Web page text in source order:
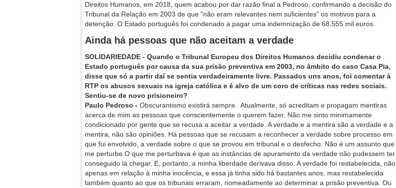
Direitos Humanos, em 2018, quem acabou por dar razão final a Pedroso, confirmando a decisão do
Tribunal da Relação em 2003 de que “não eram relevantes nem suficientes” os motivos para a
detenção. O Estado português foi condenado a pagar uma indemnização de 68.555 mil euros.
Ainda há pessoas que não aceitam a verdade
SOLIDARIEDADE - Quando o Tribunal Europeu dos Direitos Humanos decidiu condenar o
Estado português por causa da sua prisão preventiva em 2003, no âmbito do caso Casa Pia,
disse que só a partir daí se sentia verdadeiramente livre. Passados uns anos, foi comentar à
RTP os abusos sexuais na igreja católica e é alvo de um coro de críticas nas redes sociais.
Sentiu-se de novo prisioneiro?
Paulo Pedroso - Obscurantismo existirá sempre. Atualmente, só acreditam e propagam mentiras
acerca de mim as pessoas que conscientemente o querem fazer. Não me sinto minimamente
condicionado por gente que se recusa a aceitar a verdade. A verdade e a mentira são a verdade e a
mentira, não são opiniões. Há pessoas que se recusam a reconhecer a verdade sobre processo em
que fui envolvido, a verdade sobre o que se provou em tribunal e o desfecho. Não é um assunto que
me perturbe.O que me perturbava é que as instâncias de apuramento da verdade não pudessem ter
conseguido lá chegar. E, portanto, a minha liberdade derivava disso. A verdade foi restabelecida, não
apenas em relação à minha inocência, e essa já tinha sido há bastantes anos, mas restabelecida
também quanto ao que os tribunais erraram, nomeadamente ao determinar a prisão preventiva. Ou